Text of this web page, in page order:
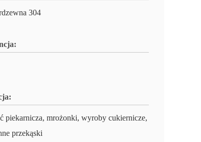
304
piekarnicza, mrożonki, wyroby cukiernicze,
przekąski